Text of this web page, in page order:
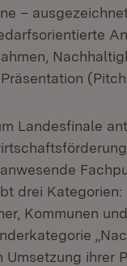
–
Landesfinale
Fenster)
drei Kategorien:
Kommunen
ihrer